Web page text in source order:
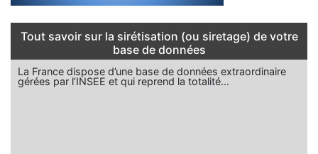
Tout savoir sur la sirétisation (ou siretage) de votre
base de données
La France dispose d’une base de données extraordinaire
gérées par l’INSEE et qui reprend la totalité…